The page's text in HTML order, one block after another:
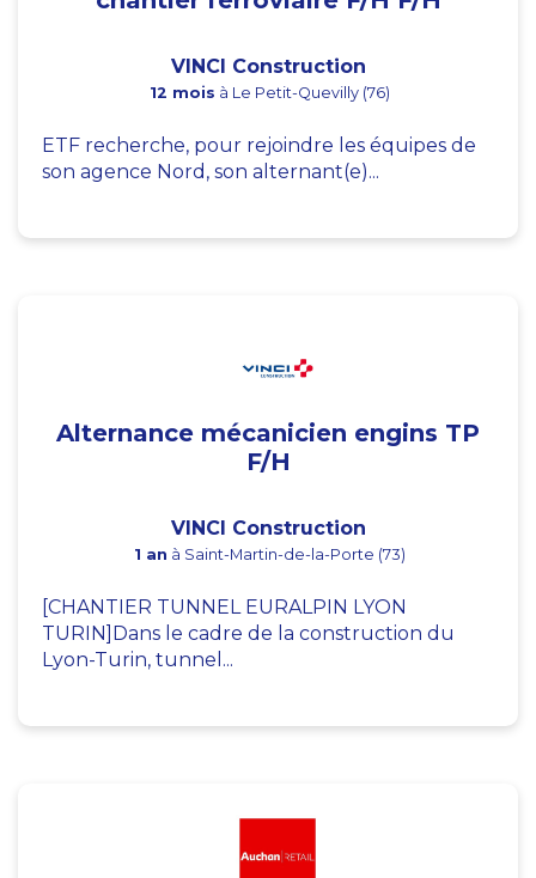
VINCI Construction
12 mois à Le Petit-Quevilly (76)
ETF recherche, pour rejoindre les équipes de
son agence Nord, son alternant(e)...
Alternance mécanicien engins TP
F/H
VINCI Construction
1 an à Saint-Martin-de-la-Porte (73)
[CHANTIER TUNNEL EURALPIN LYON
TURIN]Dans le cadre de la construction du
Lyon-Turin, tunnel...